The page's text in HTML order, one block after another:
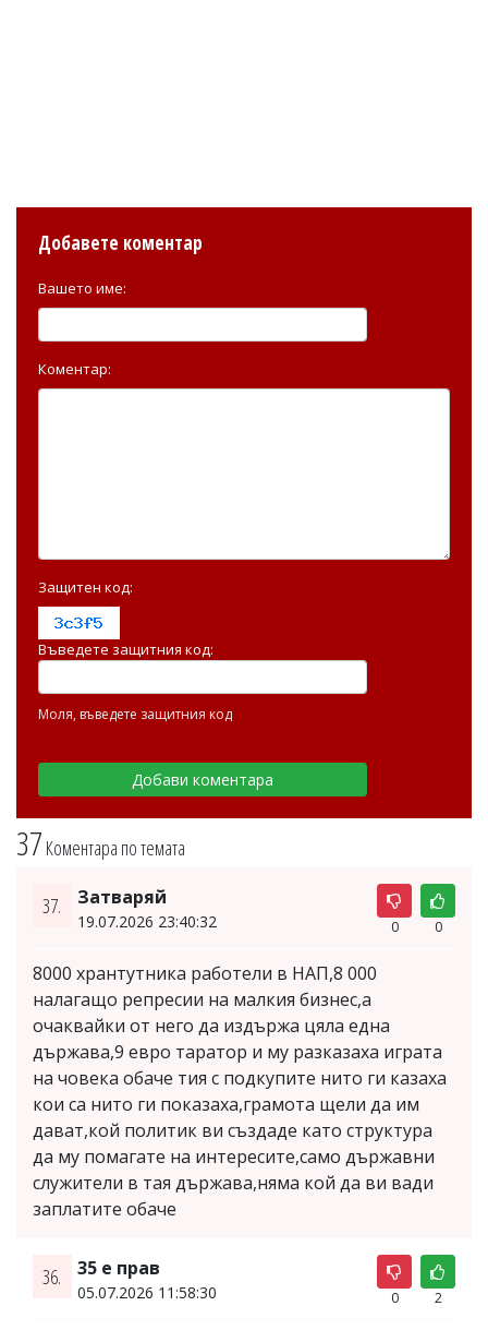
37 Коментара по темата
37. Затваряй
19.07.2026 23:40:32 0 0
8000 хрантутника работели в НАП,8 000
налагащо репресии на малкия бизнес,а
очаквайки от него да издържа цяла една
държава,9 евро таратор и му разказаха играта
на човека обаче тия с подкупите нито ги казаха
кои са нито ги показаха,грамота щели да им
дават,кой политик ви създаде като структура
да му помагате на интересите,само държавни
служители в тая държава,няма кой да ви вади
заплатите обаче
36. 35 е прав
05.07.2026 11:58:30 0 2
Добавете коментар
Вашето име:
Коментар:
Защитен код:
Въведете защитния код:
Моля, въведете защитния код